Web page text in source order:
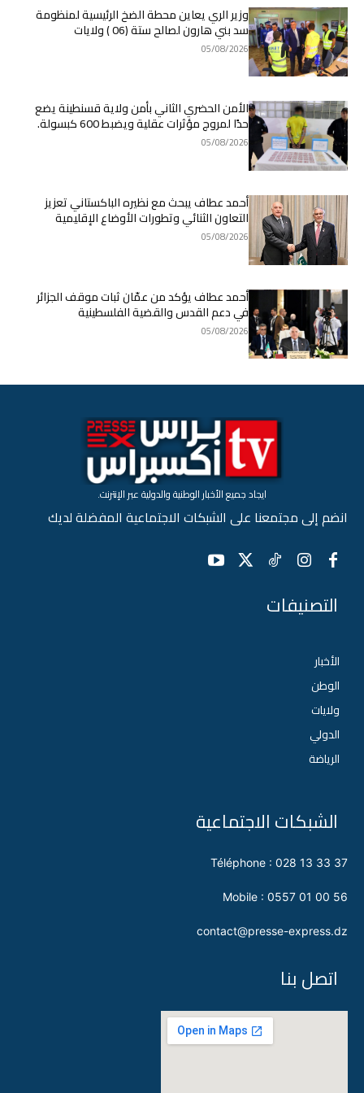
وزير الري يعاين محطة الضخ الرئيسية لمنظومة
سد بني هارون لصالح ستة (06 ) ولايات
05/08/2026
الأمن الحضري الثاني بأمن ولاية قسنطينة يضع
حدًا لمروج مؤثرات عقلية ويضبط 600 كبسولة.
05/08/2026
أحمد عطاف يبحث مع نظيره الباكستاني تعزيز
التعاون الثنائي وتطورات الأوضاع الإقليمية
05/08/2026
أحمد عطاف يؤكد من عمّان ثبات موقف الجزائر
في دعم القدس والقضية الفلسطينية
05/08/2026
اتصل بنا
الشبكات الاجتماعية
Téléphone : 028 13 33 37
Mobile : 0557 01 00 56
contact@presse-express.dz
التصنيفات
الأخبار
الوطن
ولايات
الدولي
الرياضة
ايجاد جميع الأخبار الوطنية والدولية عبر الإنترنت.
انضم إلى مجتمعنا على الشبكات الاجتماعية المفضلة لديك